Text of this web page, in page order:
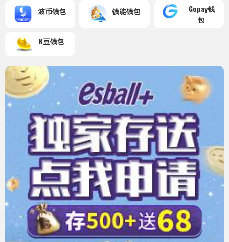
波币钱包 钱能钱包
Gopay钱
包
K豆钱包